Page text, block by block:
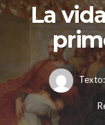
La
Texto: